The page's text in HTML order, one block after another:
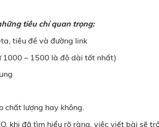
tiêu chí quan trọng:
tiêu đề và đường link
– 1500 là độ dài tốt nhất)
chất lượng hay không.
khi đã tìm hiểu rõ ràng, việc viết bài sẽ